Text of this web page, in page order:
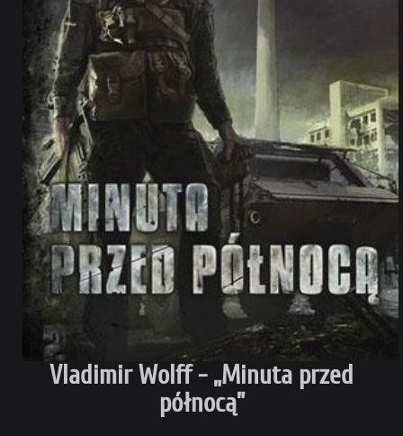
Vladimir Wolff - „Minuta przed
północą”